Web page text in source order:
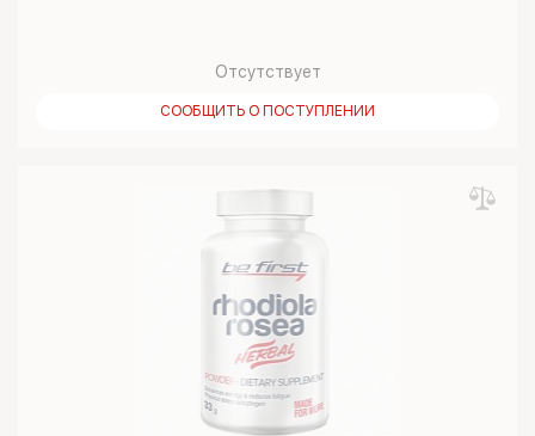
Отсутствует
СООБЩИТЬ О ПОСТУПЛЕНИИ